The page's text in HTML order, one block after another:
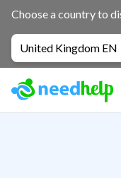
Choose a country to
United Kingdom EN